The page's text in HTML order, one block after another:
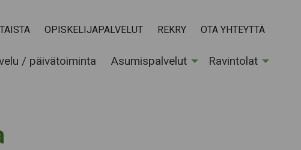
OPISKELIJAPALVELUT REKRY OTA YHTEYTTÄ
/ päivätoiminta Asumispalvelut Ravintolat